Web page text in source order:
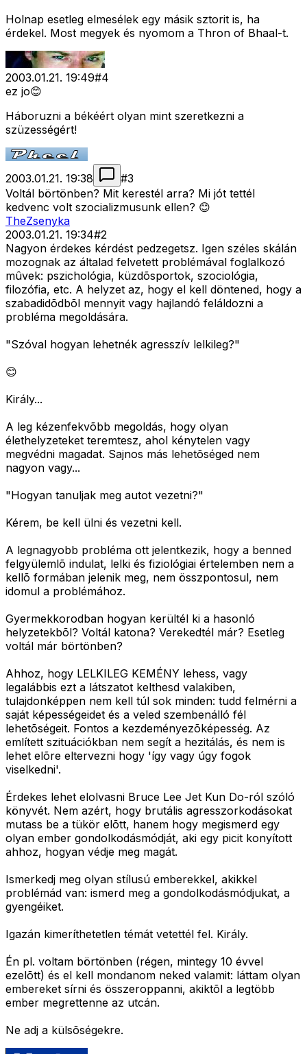
Holnap esetleg elmesélek egy másik sztorit is, ha
érdekel. Most megyek és nyomom a Thron of Bhaal-t.
2003.01.21. 19:49#4
ez jo😊
Háboruzni a békéért olyan mint szeretkezni a
szüzességért!
2003.01.21. 19:38 #3
Voltál börtönben? Mit kerestél arra? Mi jót tettél
kedvenc volt szocializmusunk ellen? 😊
TheZsenyka
2003.01.21. 19:34#2
Nagyon érdekes kérdést pedzegetsz. Igen széles skálán
mozognak az általad felvetett problémával foglalkozó
mûvek: pszichológia, küzdõsportok, szociológia,
filozófia, etc. A helyzet az, hogy el kell döntened, hogy a
szabadidõdbõl mennyit vagy hajlandó feláldozni a
probléma megoldására.
"Szóval hogyan lehetnék agresszív lelkileg?"
😊
Király...
A leg kézenfekvõbb megoldás, hogy olyan
élethelyzeteket teremtesz, ahol kénytelen vagy
megvédni magadat. Sajnos más lehetõséged nem
nagyon vagy...
"Hogyan tanuljak meg autot vezetni?"
Kérem, be kell ülni és vezetni kell.
A legnagyobb probléma ott jelentkezik, hogy a benned
felgyülemlõ indulat, lelki és fiziológiai értelemben nem a
kellõ formában jelenik meg, nem összpontosul, nem
idomul a problémához.
Gyermekkorodban hogyan kerültél ki a hasonló
helyzetekbõl? Voltál katona? Verekedtél már? Esetleg
voltál már börtönben?
Ahhoz, hogy LELKILEG KEMÉNY lehess, vagy
legalábbis ezt a látszatot kelthesd valakiben,
tulajdonképpen nem kell túl sok minden: tudd felmérni a
saját képességeidet és a veled szembenálló fél
lehetõségeit. Fontos a kezdeményezõképesség. Az
említett szituációkban nem segít a hezitálás, és nem is
lehet elõre eltervezni hogy 'így vagy úgy fogok
viselkedni'.
Érdekes lehet elolvasni Bruce Lee Jet Kun Do-ról szóló
könyvét. Nem azért, hogy brutális agresszorkodásokat
mutass be a tükör elõtt, hanem hogy megismerd egy
olyan ember gondolkodásmódját, aki egy picit konyított
ahhoz, hogyan védje meg magát.
Ismerkedj meg olyan stílusú emberekkel, akikkel
problémád van: ismerd meg a gondolkodásmódjukat, a
gyengéiket.
Igazán kimeríthetetlen témát vetettél fel. Király.
Én pl. voltam börtönben (régen, mintegy 10 évvel
ezelõtt) és el kell mondanom neked valamit: láttam olyan
embereket sírni és összeroppanni, akiktõl a legtöbb
ember megrettenne az utcán.
Ne adj a külsõségekre.